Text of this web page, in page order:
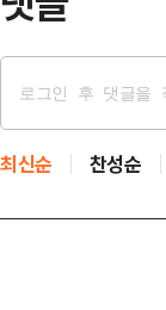
최신순 찬성순